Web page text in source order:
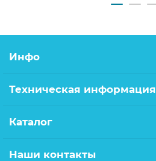
Инфо
Техническая информация
Каталог
Наши контакты